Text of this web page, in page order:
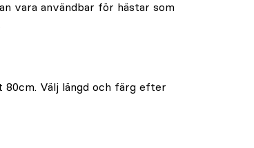
vara användbar för hästar som
80cm. Välj längd och färg efter